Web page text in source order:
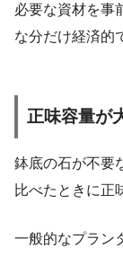
必要な資材を事
な分だけ経済的
正味容量が
鉢底の石が不要
比べたときに正
一般的なプラン